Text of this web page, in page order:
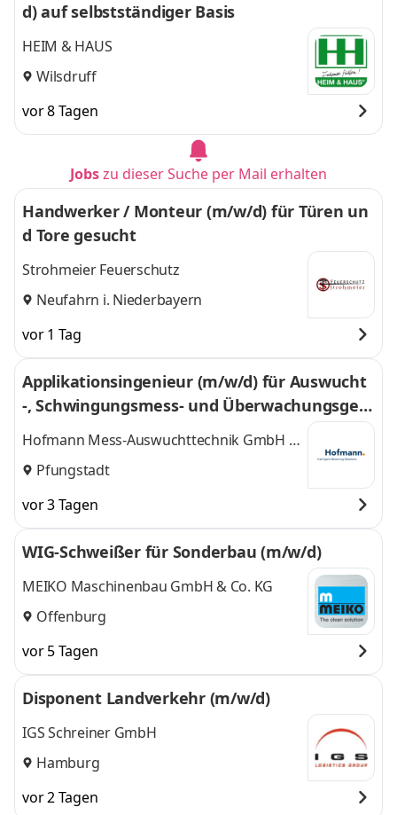
d) auf selbstständiger Basis
HEIM & HAUS
Wilsdruff
vor 8 Tagen
Jobszu dieser Suche per Mail erhalten
Handwerker / Monteur (m/w/d) für Türen un
d Tore gesucht
Strohmeier Feuerschutz
Neufahrn i. Niederbayern
vor 1 Tag
Applikationsingenieur (m/w/d) für Auswucht
-, Schwingungsmess- und Überwachungsgerä
te
Hofmann Mess-Auswuchttechnik GmbH &
Co.KGPfungstadt
vor 3 Tagen
WIG-Schweißer für Sonderbau (m/w/d)
MEIKO Maschinenbau GmbH & Co. KG
Offenburg
vor 5 Tagen
Disponent Landverkehr (m/w/d)
IGS Schreiner GmbH
Hamburg
vor 2 Tagen